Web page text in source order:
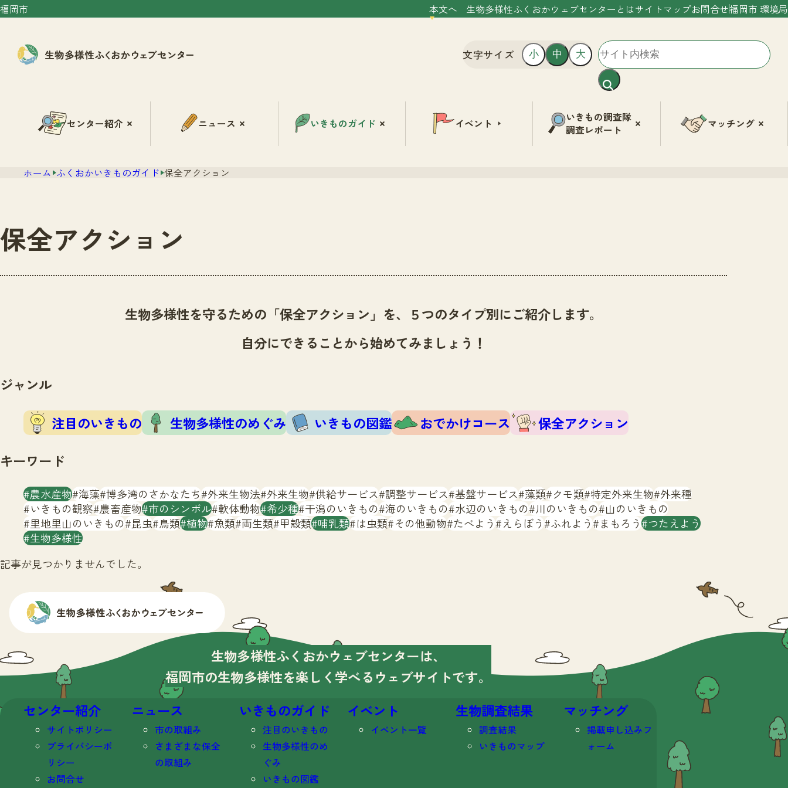
福岡市 本文へ 生物多様性ふくおかウェブセンターとはサイトマップお問合せ福岡市 環境局
文字サイズ 小 中 大
センター紹介 ニュース いきものガイド イベント
いきもの調査隊
調査レポート
マッチング
ホーム ふくおかいきものガイド 保全アクション
保全アクション
生物多様性を守るための「保全アクション」を、５つのタイプ別にご紹介します。
自分にできることから始めてみましょう！
ジャンル
注目のいきもの 生物多様性のめぐみ いきもの図鑑 おでかけコース
保全アクション
キーワード
農水産物 海藻 博多湾のさかなたち 外来生物法 外来生物 供給サービス 調整サービス 基盤サービス 藻類 クモ類 特定外来生物 外来種
いきもの観察 農畜産物 市のシンボル 軟体動物 希少種 干潟のいきもの 海のいきもの 水辺のいきもの 川のいきもの 山のいきもの
里地里山のいきもの 昆虫 鳥類 植物 魚類 両生類 甲殻類 哺乳類 は虫類 その他動物 たべよう えらぼう ふれよう まもろう つたえよう
生物多様性
記事が見つかりませんでした。
生物多様性ふくおかウェブセンターは、
福岡市の生物多様性を楽しく学べる ウェブサイトです。
センター紹介
サイトポリシー
プライバシーポ
リシー
お問合せ
ニュース
市の取組み
さまざまな保全
の取組み
いきものガイド
注目のいきもの
生物多様性のめ
ぐみ
いきもの図鑑
イベント
イベント一覧
生物調査結果
調査結果
いきものマップ
マッチング
掲載申し込みフ
ォーム